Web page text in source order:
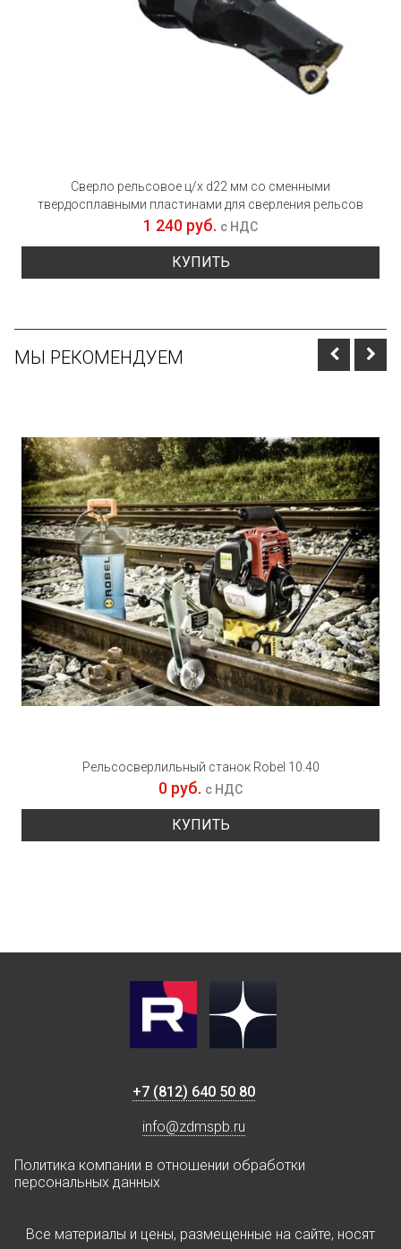
Сверло рельсовое ц/х d22 мм cо сменными
твердосплавными пластинами для сверления рельсов
1 240 руб. с НДС
КУПИТЬ
МЫ РЕКОМЕНДУЕМ
Рельсосверлильный станок Robel 10.40
0 руб. с НДС
КУПИТЬ
+7 (812) 640 50 80
info@zdmspb.ru
Политика компании в отношении обработки
персональных данных
Все материалы и цены, размещенные на сайте, носят